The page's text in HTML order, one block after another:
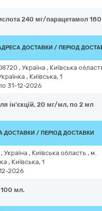
240 мг/парацетамол
ДОСТАВКИ / ПЕРІОД
, Україна , Київська
, Київська, 1
31-12-2026
ін'єкцій, 20 мг/мл, по 2 мл
ДОСТАВКИ / ПЕРІОД ДОСТАВКИ
, Україна , Київська область , м.
, Київська, 1
2026
100 мл.